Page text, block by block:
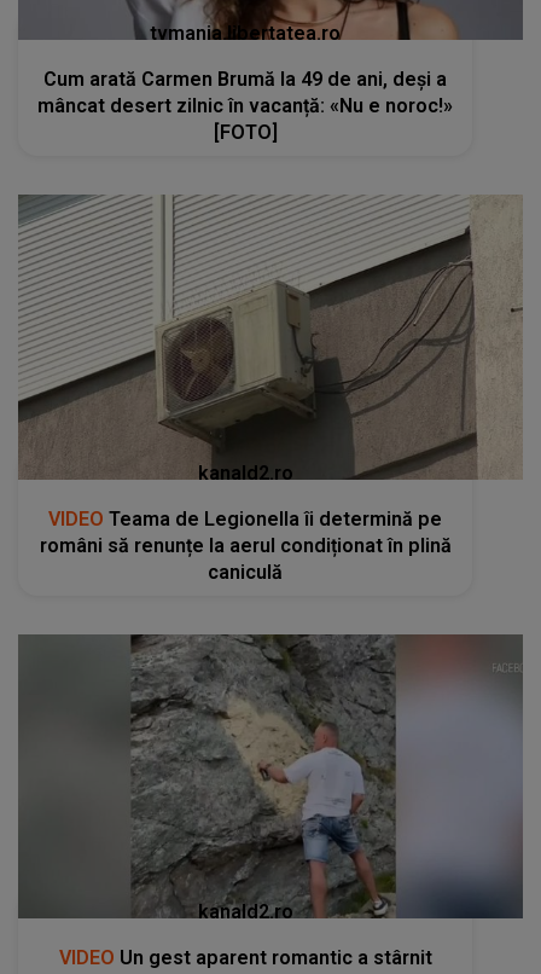
tvmania.libertatea.ro
Cum arată Carmen Brumă la 49 de ani, deși a
mâncat desert zilnic în vacanță: «Nu e noroc!»
[FOTO]
kanald2.ro
VIDEO Teama de Legionella îi determină pe
români să renunțe la aerul condiționat în plină
caniculă
kanald2.ro
VIDEO Un gest aparent romantic a stârnit